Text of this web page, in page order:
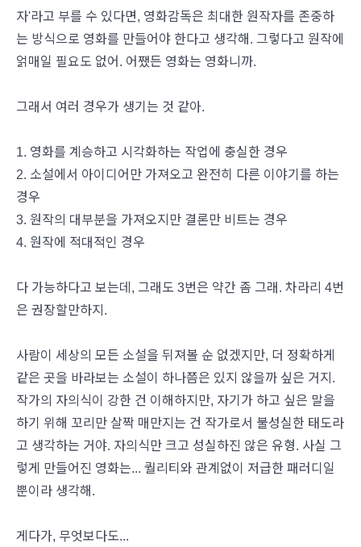
자'라고 부를 수 있다면, 영화감독은 최대한 원작자를 존중하
는 방식으로 영화를 만들어야 한다고 생각해. 그렇다고 원작에
얽매일 필요도 없어. 어쨌든 영화는 영화니까.
그래서 여러 경우가 생기는 것 같아.
1. 영화를 계승하고 시각화하는 작업에 충실한 경우
2. 소설에서 아이디어만 가져오고 완전히 다른 이야기를 하는
경우
3. 원작의 대부분을 가져오지만 결론만 비트는 경우
4. 원작에 적대적인 경우
다 가능하다고 보는데, 그래도 3번은 약간 좀 그래. 차라리 4번
은 권장할만하지.
사람이 세상의 모든 소설을 뒤져볼 순 없겠지만, 더 정확하게
같은 곳을 바라보는 소설이 하나쯤은 있지 않을까 싶은 거지.
작가의 자의식이 강한 건 이해하지만, 자기가 하고 싶은 말을
하기 위해 꼬리만 살짝 매만지는 건 작가로서 불성실한 태도라
고 생각하는 거야. 자의식만 크고 성실하진 않은 유형. 사실 그
렇게 만들어진 영화는... 퀄리티와 관계없이 저급한 패러디일
뿐이라 생각해.
게다가, 무엇보다도...